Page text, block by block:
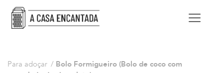
Para adoçar / Bolo Formigueiro (Bolo de coco com